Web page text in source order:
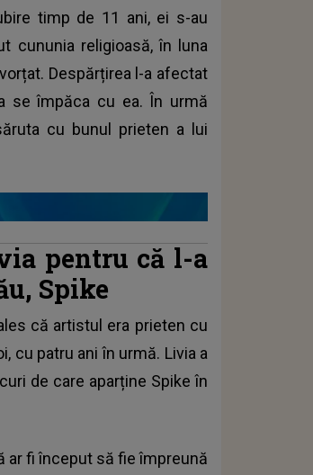
timp de 11 ani, ei s-au
cununia religioasă, în luna
Despărțirea l-a afectat
se împăca cu ea. În urmă
cu bunul prieten a lui
pentru că l-a
Spike
că artistul era prieten cu
cu patru ani în urmă. Livia a
de care aparține Spike în
ar fi început să fie împreună